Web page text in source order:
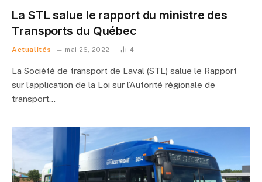
La STL salue le rapport du ministre des
Transports du Québec
Actualités mai 26, 2022 4
La Société de transport de Laval (STL) salue le Rapport
sur l’application de la Loi sur l’Autorité régionale de
transport…